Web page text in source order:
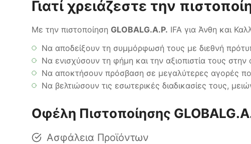
Γιατί χρειάζεστε την
Με την πιστοποίηση GLOBALG.A.P. IFA για Άνθη και
Να αποδείξουν τη συμμόρφωσή τους με διεθνή
Να ενισχύσουν τη φήμη και την αξιοπιστία τους στην
Να αποκτήσουν πρόσβαση σε μεγαλύτερες αγορές
Να βελτιώσουν τις εσωτερικές διαδικασίες τους,
Οφέλη Πιστοποίησης
Ασφάλεια Προϊόντων